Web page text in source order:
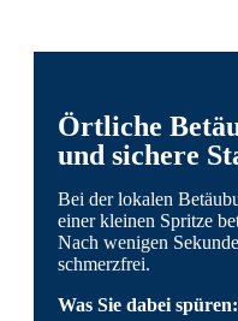
Örtliche
und sichere
Bei der lokalen
einer kleinen Spritze
Nach wenigen
schmerzfrei.
Was Sie dabei spüren: